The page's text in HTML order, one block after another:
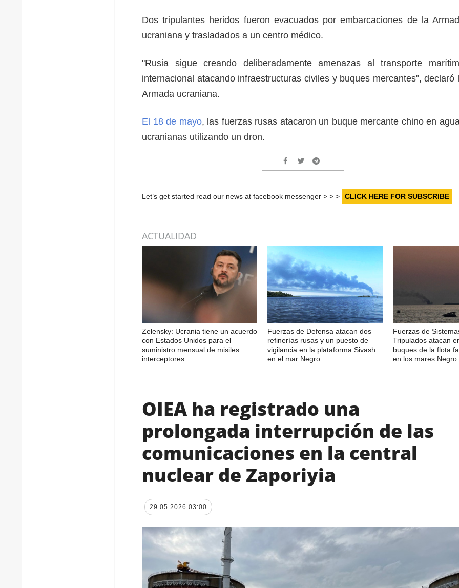
Dos tripulantes heridos fueron evacuados por embarcaciones de la
ucraniana y trasladados a un centro médico.
"Rusia sigue creando deliberadamente amenazas al transporte
internacional atacando infraestructuras civiles y buques mercantes", declaró
Armada ucraniana.
El 18 de mayo, las fuerzas rusas atacaron un buque mercante chino en
ucranianas utilizando un dron.
Let’s get started read our news at facebook messenger > > > CLICK HERE FOR SUBSCRIBE
ACTUALIDAD
Zelensky: Ucrania tiene un acuerdo
con Estados Unidos para el
suministro mensual de misiles
interceptores
Fuerzas de Defensa atacan dos
refinerías rusas y un puesto de
vigilancia en la plataforma Sivash
en el mar Negro
Fuerzas de
Tripulados atacan
buques de la flota
en los mares Negro
OIEA ha registrado una
prolongada interrupción de las
comunicaciones en la central
nuclear de Zaporiyia
29.05.2026 03:00